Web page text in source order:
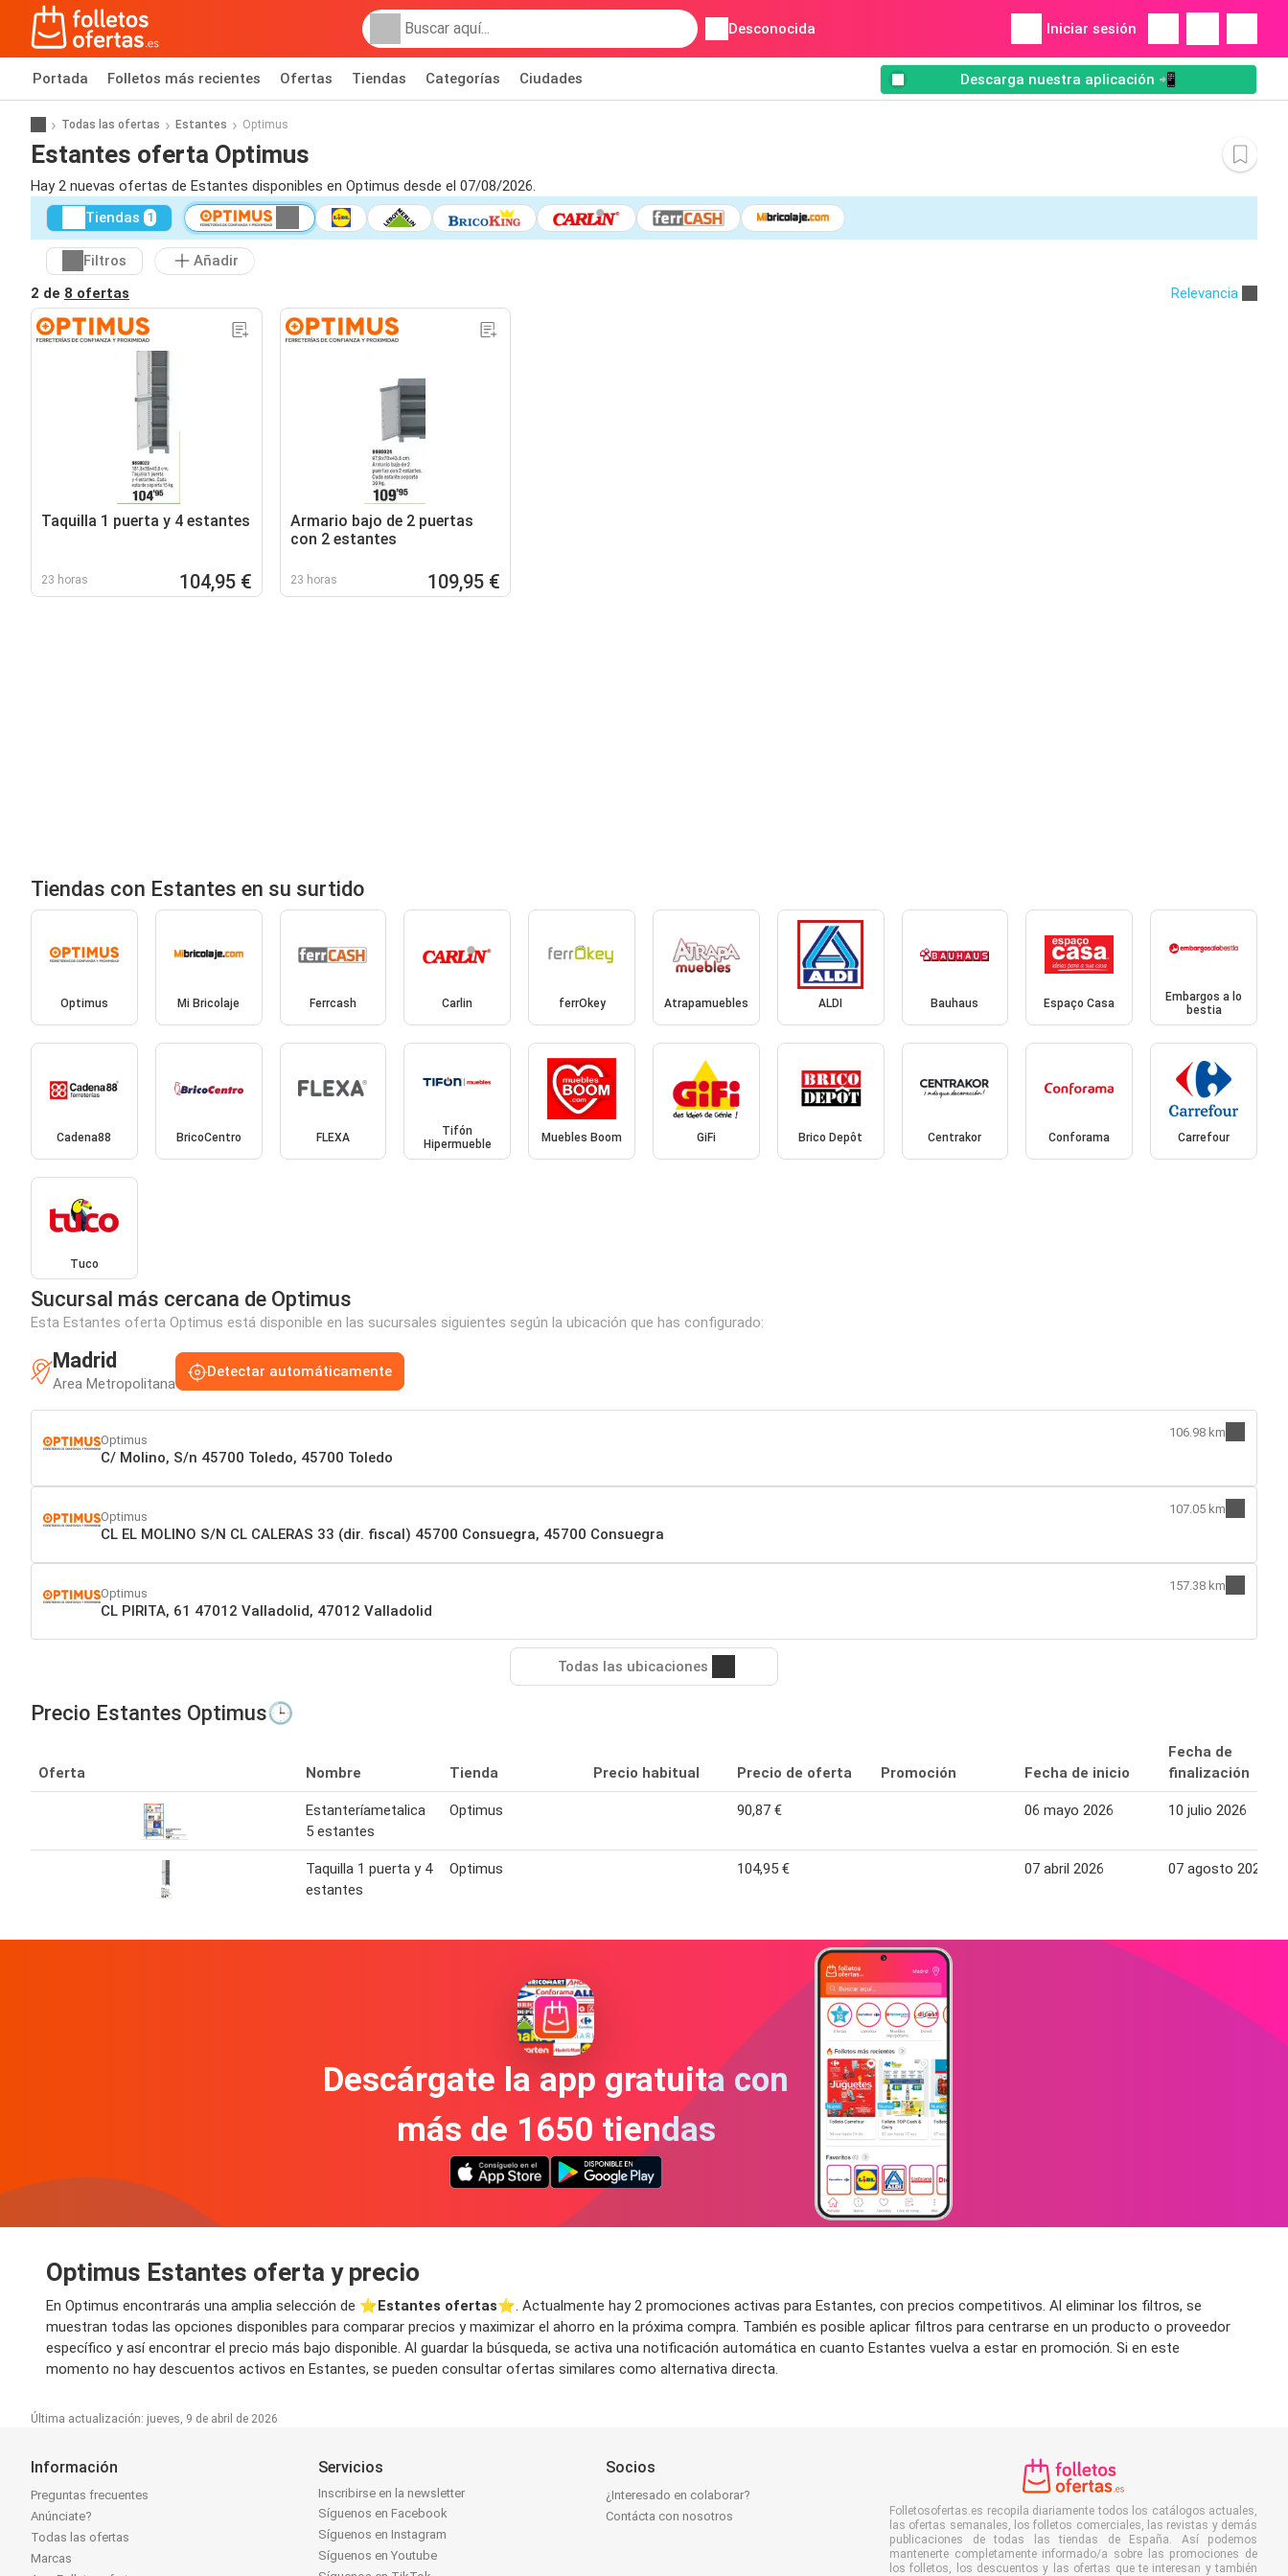
Desconocida Iniciar sesión
Portada Folletos más recientes Ofertas Tiendas Categorías Ciudades Descarga nuestra aplicación 📲
Todas las ofertas Estantes Optimus
Estantes oferta Optimus
Hay 2 nuevas ofertas de Estantes disponibles en Optimus desde el 07/08/2026.
Tiendas 1
Filtros
Añadir
2 de 8 ofertas Relevancia
Taquilla 1 puerta y 4 estantes
23 horas 104,95 €
Armario bajo de 2 puertas
con 2 estantes
23 horas 109,95 €
Tiendas con Estantes en su surtido
Optimus Mi Bricolaje Ferrcash Carlin ferrOkey Atrapamuebles ALDI Bauhaus Espaço Casa
Embargos a lo
bestia
Cadena88 BricoCentro FLEXA
Tifón
Hipermueble
Muebles Boom GiFi Brico Depôt Centrakor Conforama Carrefour
Tuco
Sucursal más cercana de Optimus
Esta Estantes oferta Optimus está disponible en las sucursales siguientes según la ubicación que has configurado:
Madrid
Area Metropolitana
Detectar automáticamente
Optimus
C/ Molino, S/n 45700 Toledo, 45700 Toledo
106.98 km
Optimus
CL EL MOLINO S/N CL CALERAS 33 (dir. fiscal) 45700 Consuegra, 45700 Consuegra
107.05 km
Optimus
CL PIRITA, 61 47012 Valladolid, 47012 Valladolid
157.38 km
Todas las ubicaciones
Precio Estantes Optimus🕒
Oferta Nombre Tienda Precio habitual Precio de oferta Promoción Fecha de inicio
Fecha de
finalización
Estanteríametalica
5 estantes
Optimus 90,87 € 06 mayo 2026 10 julio 2026
Taquilla 1 puerta y 4
estantes
Optimus 104,95 € 07 abril 2026 07 agosto 2026
Descárgate la app gratuita con
más de 1650 tiendas
Optimus Estantes oferta y precio
En Optimus encontrarás una amplia selección de ⭐️Estantes ofertas⭐️. Actualmente hay 2 promociones activas para Estantes, con precios competitivos. Al eliminar los filtros, se
muestran todas las opciones disponibles para comparar precios y maximizar el ahorro en la próxima compra. También es posible aplicar filtros para centrarse en un producto o proveedor
específico y así encontrar el precio más bajo disponible. Al guardar la búsqueda, se activa una notificación automática en cuanto Estantes vuelva a estar en promoción. Si en este
momento no hay descuentos activos en Estantes, se pueden consultar ofertas similares como alternativa directa.
Última actualización: jueves, 9 de abril de 2026
Información
Preguntas frecuentes
Anúnciate?
Todas las ofertas
Marcas
Servicios
Inscribirse en la newsletter
Síguenos en Facebook
Síguenos en Instagram
Síguenos en Youtube
Socios
¿Interesado en colaborar?
Contácta con nosotros
Folletosofertas.es recopila diariamente todos los catálogos actuales,
las ofertas semanales, los folletos comerciales, las revistas y demás
publicaciones de todas las tiendas de España. Así podemos
mantenerte completamente informado/a sobre las promociones de
los folletos, los descuentos y las ofertas que te interesan y también